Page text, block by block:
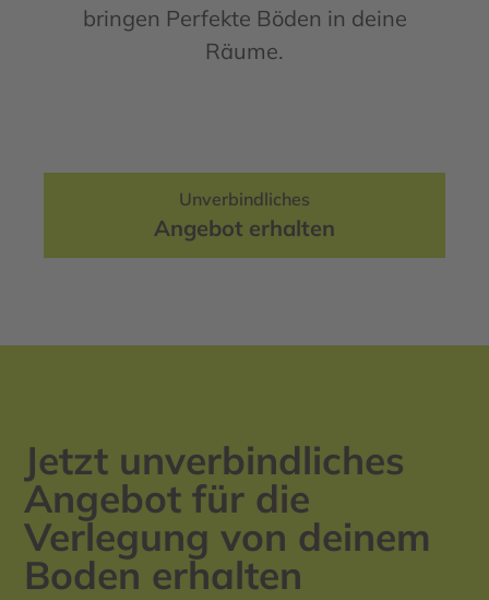
bringen Perfekte Böden in deine
Räume.
Unverbindliches
Angebot erhalten
Jetzt unverbindliches
Angebot für die
Verlegung von deinem
Boden erhalten